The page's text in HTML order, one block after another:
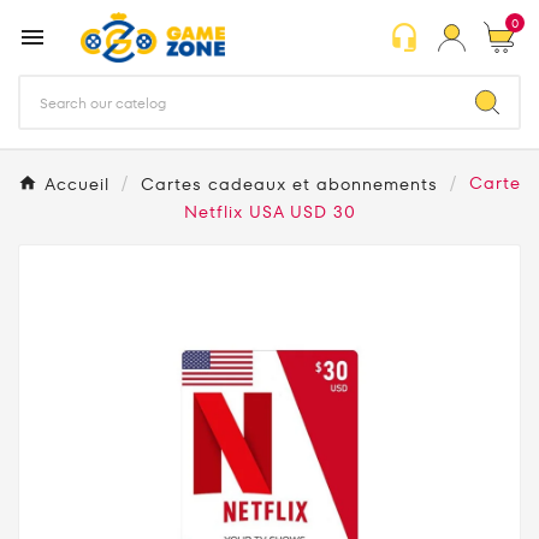
 headset_mic 0
Accueil Cartes cadeaux et abonnements
Carte
Netflix USA USD 30